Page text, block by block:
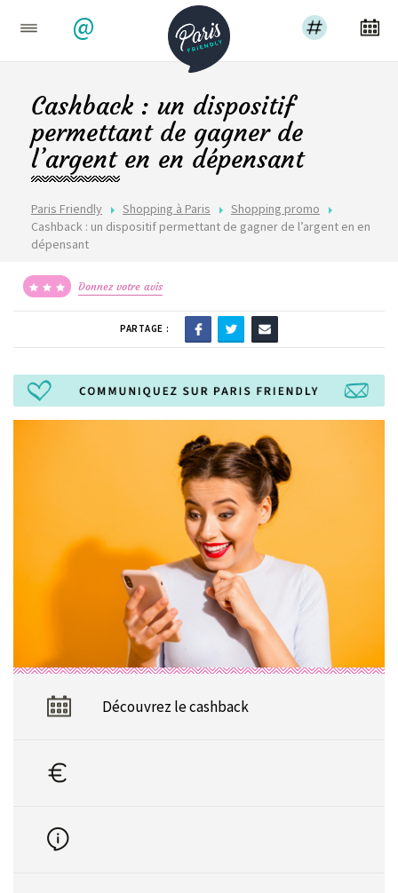
@
Paris Friendly Shopping à Paris
Shopping promo
Cashback : un dispositif permettant de gagner de l’argent en en
dépensant
Cashback : un dispositif
permettant de gagner de
l’argent en en dépensant
Donnez votre avis
PARTAGE :
Découvrez le cashback